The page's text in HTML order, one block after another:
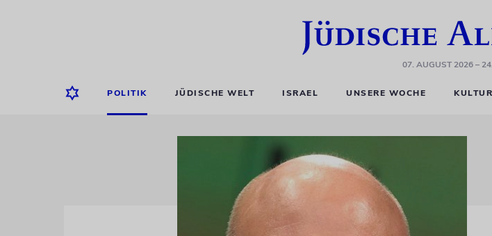
07. AUGUST 2026–
POLITIK JÜDISCHE WELT ISRAEL UNSERE WOCHE KULTUR